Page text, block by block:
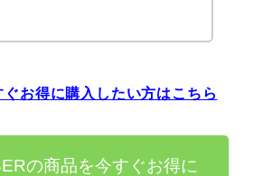
お得に購入したい方はこちら
の商品を今すぐお得に